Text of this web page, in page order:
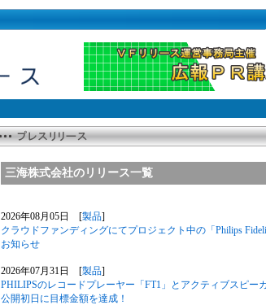
三海株式会社のリリース一覧
2026年08月05日 [製品]
クラウドファンディングにてプロジェクト中の「Philips
お知らせ
2026年07月31日 [製品]
PHILIPSのレコードプレーヤー「FT1」とアクティブスピー
公開初日に目標金額を達成！